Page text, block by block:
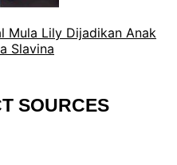
Mula Lily Dijadikan Anak
Slavina
SOURCES